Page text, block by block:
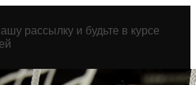
рассылку и будьте в курсе